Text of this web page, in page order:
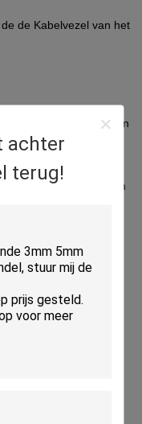
achter
terug!
de Kabelvezel van het
componenten
kenmerken. Zij
en om